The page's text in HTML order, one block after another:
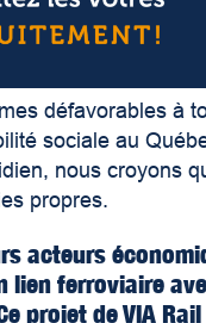
défavorables à
sociale au
nous croyons
propres.
acteurs
lien ferroviaire
projet de VIA